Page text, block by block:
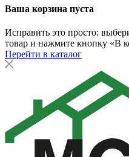
Ваша корзина пуста
Исправить это просто:
товар и нажмите кнопку «В
Перейти в каталог